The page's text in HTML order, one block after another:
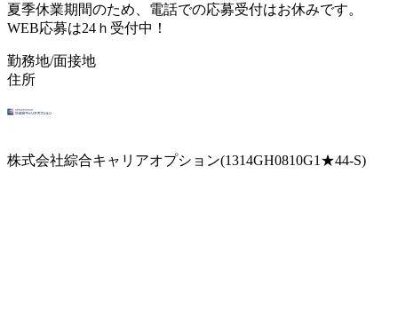
夏季休業期間のため、電話での応募受付はお休みです。
WEB応募は24ｈ受付中！
勤務地/面接地
住所
株式会社綜合キャリアオプション(1314GH0810G1★44-S)